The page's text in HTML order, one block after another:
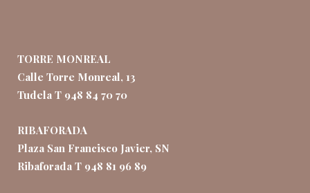
TORRE MONREAL
Calle Torre Monreal, 13
Tudela T 948 84 70 70
RIBAFORADA
Plaza San Francisco Javier, SN
Ribaforada T 948 81 96 89